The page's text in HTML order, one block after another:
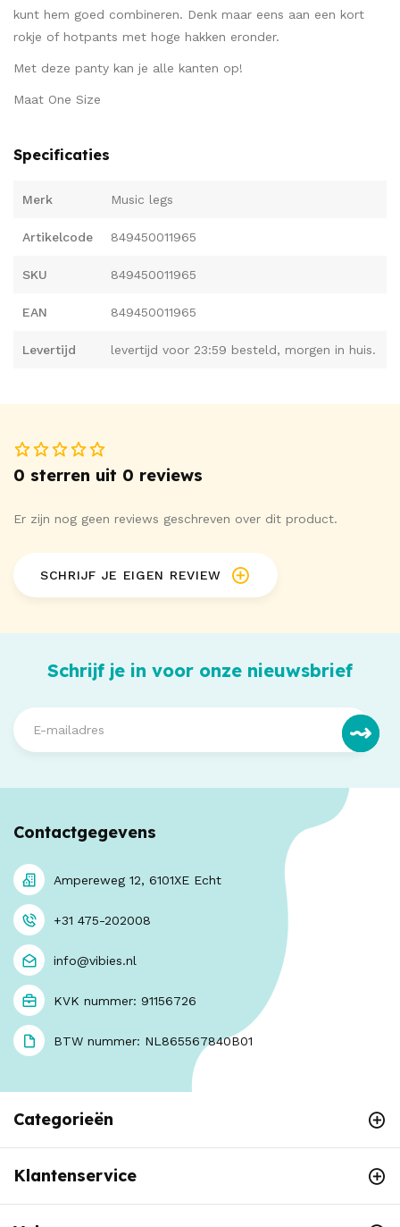
kunt hem goed combineren. Denk maar eens aan een kort
rokje of hotpants met hoge hakken eronder.
Met deze panty kan je alle kanten op!
Maat One Size
Specificaties
Merk Music legs
Artikelcode 849450011965
SKU 849450011965
EAN 849450011965
Levertijd levertijd voor 23:59 besteld, morgen in huis.
0 sterren uit 0 reviews
Er zijn nog geen reviews geschreven over dit product.
SCHRIJF JE EIGEN REVIEW
Schrijf je in voor onze nieuwsbrief
Contactgegevens
Ampereweg 12, 6101XE Echt
+31 475-202008
info@vibies.nl
KVK nummer: 91156726
BTW nummer: NL865567840B01
Categorieën
Klantenservice